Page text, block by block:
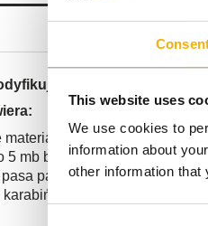
This website uses
We use cookies to
information about
other information that
naprawczy do
materiału premium decor 200
5 mb bardzo wytrzymałej
pasa parcianego, nośnego w
karabińczyka żeglarskiego w